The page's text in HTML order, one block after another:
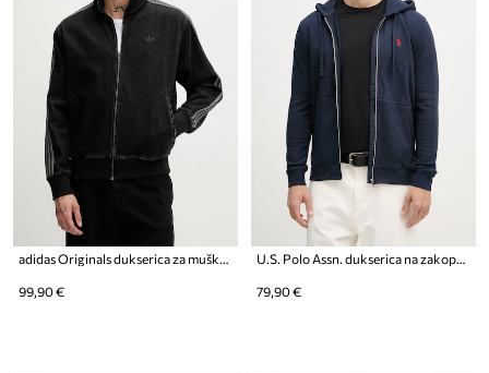
adidas Originals dukserica za muškarce traper DENIM FB TT
99,90 €
U.S. Polo Assn. dukserica na zakopčavanje za muškarce s pamukom DHM LB
79,90 €